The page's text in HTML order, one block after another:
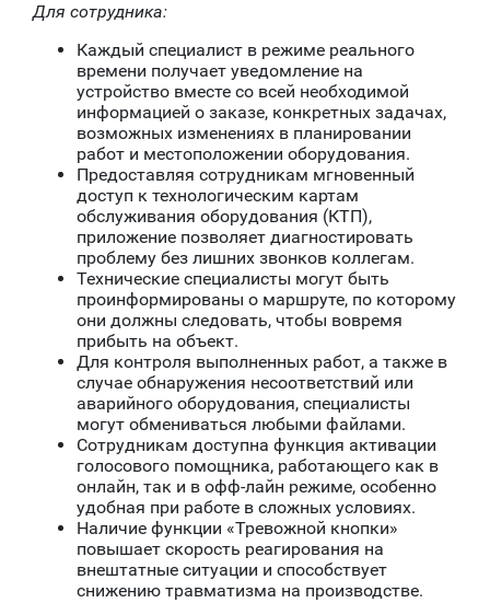
Для сотрудника:
Каждый специалист в режиме реального
времени получает уведомление на
устройство вместе со всей необходимой
информацией о заказе, конкретных задачах,
возможных изменениях в планировании
работ и местоположении оборудования.
Предоставляя сотрудникам мгновенный
доступ к технологическим картам
обслуживания оборудования (КТП),
приложение позволяет диагностировать
проблему без лишних звонков коллегам.
Технические специалисты могут быть
проинформированы о маршруте, по которому
они должны следовать, чтобы вовремя
прибыть на объект.
Для контроля выполненных работ, а также в
случае обнаружения несоответствий или
аварийного оборудования, специалисты
могут обмениваться любыми файлами.
Сотрудникам доступна функция активации
голосового помощника, работающего как в
онлайн, так и в офф-лайн режиме, особенно
удобная при работе в сложных условиях.
Наличие функции «Тревожной кнопки»
повышает скорость реагирования на
внештатные ситуации и способствует
снижению травматизма на производстве.